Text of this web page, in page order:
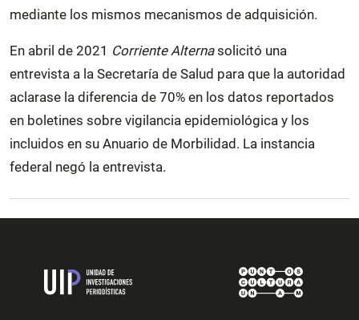
mediante los mismos mecanismos de adquisición.
En abril de 2021 Corriente Alternasolicitó una
entrevista a la Secretaría de Salud para que la autoridad
aclarase la diferencia de 70% en los datos reportados
en boletines sobre vigilancia epidemiológica y los
incluidos en su Anuario de Morbilidad. La instancia
federal negó la entrevista.